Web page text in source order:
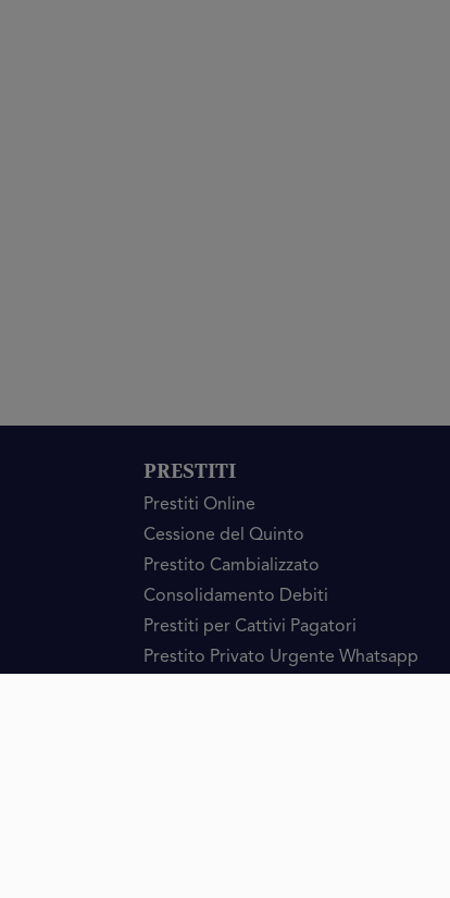
PRESTITI
Prestiti Online
Cessione del Quinto
Prestito Cambializzato
Consolidamento Debiti
Prestiti per Cattivi Pagatori
Prestito Privato Urgente Whatsapp